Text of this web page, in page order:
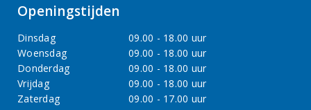
Openingstijden
Dinsdag
09.00 - 18.00 uur
Woensdag
09.00 - 18.00 uur
Donderdag
09.00 - 18.00 uur
Vrijdag
09.00 - 18.00 uur
Zaterdag
09.00 - 17.00 uur